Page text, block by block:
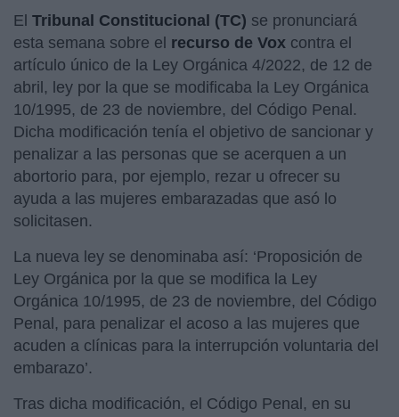
El Tribunal Constitucional (TC) se pronunciará
esta semana sobre el recurso de Vox contra el
artículo único de la Ley Orgánica 4/2022, de 12 de
abril, ley por la que se modificaba la Ley Orgánica
10/1995, de 23 de noviembre, del Código Penal.
Dicha modificación tenía el objetivo de sancionar y
penalizar a las personas que se acerquen a un
abortorio para, por ejemplo, rezar u ofrecer su
ayuda a las mujeres embarazadas que asó lo
solicitasen.
La nueva ley se denominaba así: ‘Proposición de
Ley Orgánica por la que se modifica la Ley
Orgánica 10/1995, de 23 de noviembre, del Código
Penal, para penalizar el acoso a las mujeres que
acuden a clínicas para la interrupción voluntaria del
embarazo’.
Tras dicha modificación, el Código Penal, en su